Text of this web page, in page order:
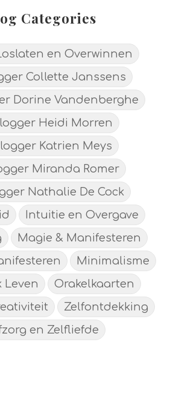
Categories
en Overwinnen
Collette Janssens
Dorine Vandenberghe
Heidi Morren
Katrien Meys
Miranda Romer
Nathalie De Cock
Intuitie en Overgave
Magie & Manifesteren
Minimalisme
Leven
Orakelkaarten
Zelfontdekking
en Zelfliefde